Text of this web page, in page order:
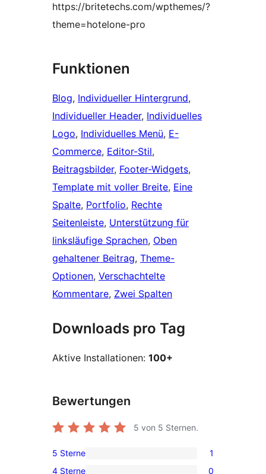
https://britetechs.com/wpthemes/?
theme=hotelone-pro
Funktionen
Blog, Individueller Hintergrund
Individueller Header, Individuelles
Logo, Individuelles Menü, E-
Commerce, Editor-Stil
Beitragsbilder, Footer-Widgets
Template mit voller Breite, Eine
Spalte, Portfolio, Rechte
Seitenleiste, Unterstützung für
linksläufige Sprachen, Oben
gehaltener Beitrag, Theme-
Optionen, Verschachtelte
Kommentare, Zwei Spalten
Downloads pro Tag
Aktive Installationen: 100+
Bewertungen
5 von 5 Sternen.
1 5-
5 Sterne 1
4 Sterne 0